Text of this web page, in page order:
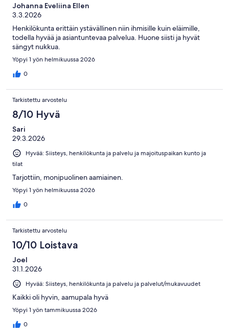
Johanna Eveliina Ellen
3.3.2026
Henkilökunta erittäin ystävällinen niin ihmisille kuin eläimille,
todella hyvää ja asiantuntevaa palvelua. Huone siisti ja hyvät
sängyt nukkua.
Yöpyi 1 yön helmikuussa 2026
0
Tarkistettu arvostelu
8/10 Hyvä
Sari
29.3.2026
Hyvää: Siisteys, henkilökunta ja palvelu ja majoituspaikan kunto ja
tilat
Tarjottiin, monipuolinen aamiainen.
Yöpyi 1 yön helmikuussa 2026
0
Tarkistettu arvostelu
10/10 Loistava
Joel
31.1.2026
Hyvää: Siisteys, henkilökunta ja palvelu ja palvelut/mukavuudet
Kaikki oli hyvin, aamupala hyvä
Yöpyi 1 yön tammikuussa 2026
0